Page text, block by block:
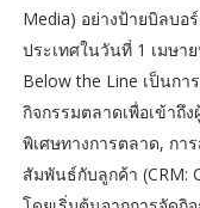
Media) อย่างป้ายบิลบอ
ประเทศในวันที่ 1 เมษ
Below the Line เป็นกา
กิจกรรมตลาดเพื่อเข้าถึ
พิเศษทางการตลาด, กา
สัมพันธ์กับลูกค้า (CRM: